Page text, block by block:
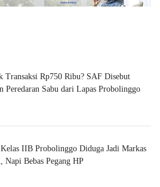
Transaksi Rp750 Ribu? SAF Disebut
Peredaran Sabu dari Lapas Probolinggo
IIB Probolinggo Diduga Jadi Markas
Napi Bebas Pegang HP